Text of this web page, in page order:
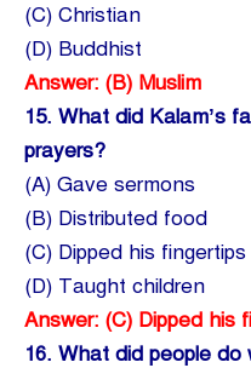
(C) Christian
(D) Buddhist
Answer: (B) Muslim
15. What did Kalam’s
prayers?
(A) Gave sermons
(B) Distributed food
(C) Dipped his
(D) Taught children
Answer: (C) Dipped his
16. What did people do